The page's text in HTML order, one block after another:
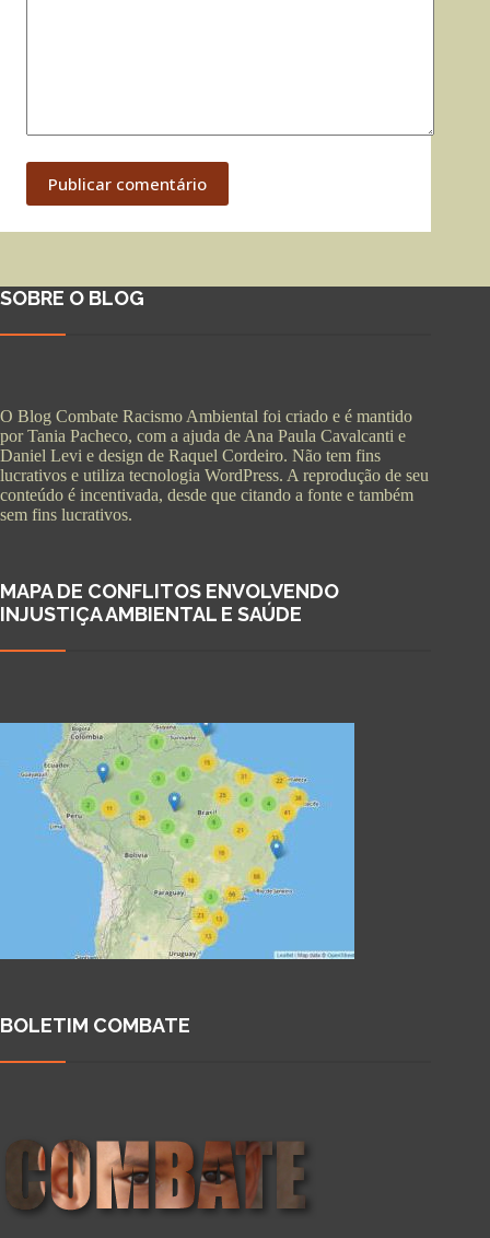
Publicar comentário
SOBRE O BLOG
O Blog Combate Racismo Ambiental foi criado e é mantido
por Tania Pacheco, com a ajuda de Ana Paula Cavalcanti e
Daniel Levi e design de Raquel Cordeiro. Não tem fins
lucrativos e utiliza tecnologia WordPress. A reprodução de seu
conteúdo é incentivada, desde que citando a fonte e também
sem fins lucrativos.
MAPA DE CONFLITOS ENVOLVENDO
INJUSTIÇA AMBIENTAL E SAÚDE
BOLETIM COMBATE